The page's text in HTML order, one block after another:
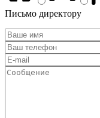
Письмо директору